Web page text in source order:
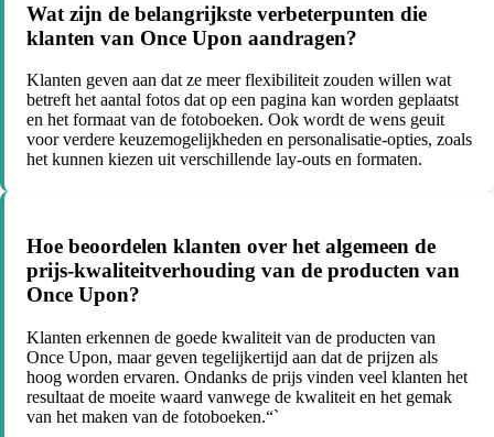
Wat zijn de belangrijkste verbeterpunten die
klanten van Once Upon aandragen?
Klanten geven aan dat ze meer flexibiliteit zouden willen wat
betreft het aantal fotos dat op een pagina kan worden geplaatst
en het formaat van de fotoboeken. Ook wordt de wens geuit
voor verdere keuzemogelijkheden en personalisatie-opties, zoals
het kunnen kiezen uit verschillende lay-outs en formaten.
Hoe beoordelen klanten over het algemeen de
prijs-kwaliteitverhouding van de producten van
Once Upon?
Klanten erkennen de goede kwaliteit van de producten van
Once Upon, maar geven tegelijkertijd aan dat de prijzen als
hoog worden ervaren. Ondanks de prijs vinden veel klanten het
resultaat de moeite waard vanwege de kwaliteit en het gemak
van het maken van de fotoboeken.“`